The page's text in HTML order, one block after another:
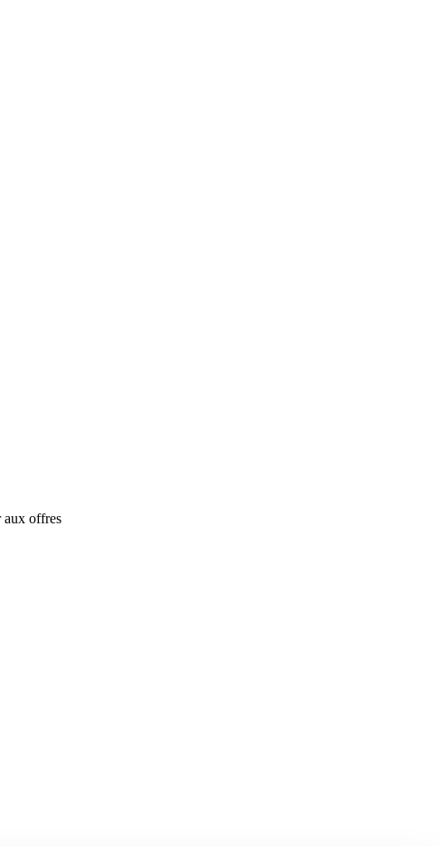
aux offres